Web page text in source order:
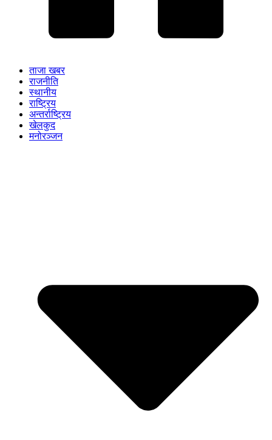
ताजा खबर
राजनीति
स्थानीय
राष्ट्रिय
अन्तर्राष्ट्रिय
खेलकुद
मनोरञ्जन